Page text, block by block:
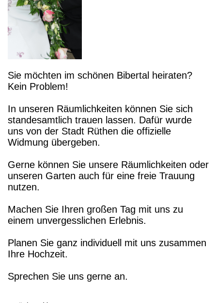
Sie möchten im schönen Bibertal heiraten?
Kein Problem!
In unseren Räumlichkeiten können Sie sich
standesamtlich trauen lassen. Dafür wurde
uns von der Stadt Rüthen die offizielle
Widmung übergeben.
Gerne können Sie unsere Räumlichkeiten oder
unseren Garten auch für eine freie Trauung
nutzen.
Machen Sie Ihren großen Tag mit uns zu
einem unvergesslichen Erlebnis.
Planen Sie ganz individuell mit uns zusammen
Ihre Hochzeit.
Sprechen Sie uns gerne an.